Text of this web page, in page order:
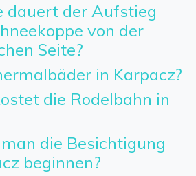
dauert der Aufstieg
von der
Seite?
in Karpacz?
die Rodelbahn in
die Besichtigung
beginnen?